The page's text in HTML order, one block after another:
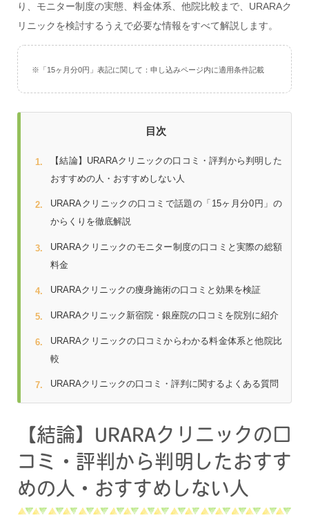
り、モニター制度の実態、料金体系、他院比較まで、URARAク
リニックを検討するうえで必要な情報をすべて解説します。
※「15ヶ月分0円」表記に関して：申し込みページ内に適用条件記載
目次
【結論】URARAクリニックの口コミ・評判から判明した
おすすめの人・おすすめしない人
URARAクリニックの口コミで話題の「15ヶ月分0円」の
からくりを徹底解説
URARAクリニックのモニター制度の口コミと実際の総額
料金
URARAクリニックの痩身施術の口コミと効果を検証
URARAクリニック新宿院・銀座院の口コミを院別に紹介
URARAクリニックの口コミからわかる料金体系と他院比
較
URARAクリニックの口コミ・評判に関するよくある質問
【結論】URARAクリニックの口
コミ・評判から判明したおすす
めの人・おすすめしない人